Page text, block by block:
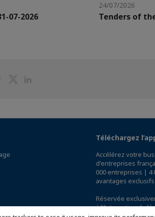
07-2026
24/07/2026
Tenders of
PartagerPartager
Téléchargez
Accélérez votre
d'entreprises
000 entreprises | 4
avantages exclusifs
Réservée
à l'International,